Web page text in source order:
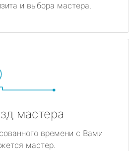
и выбора мастера.
мастера
времени с Вами
мастер.